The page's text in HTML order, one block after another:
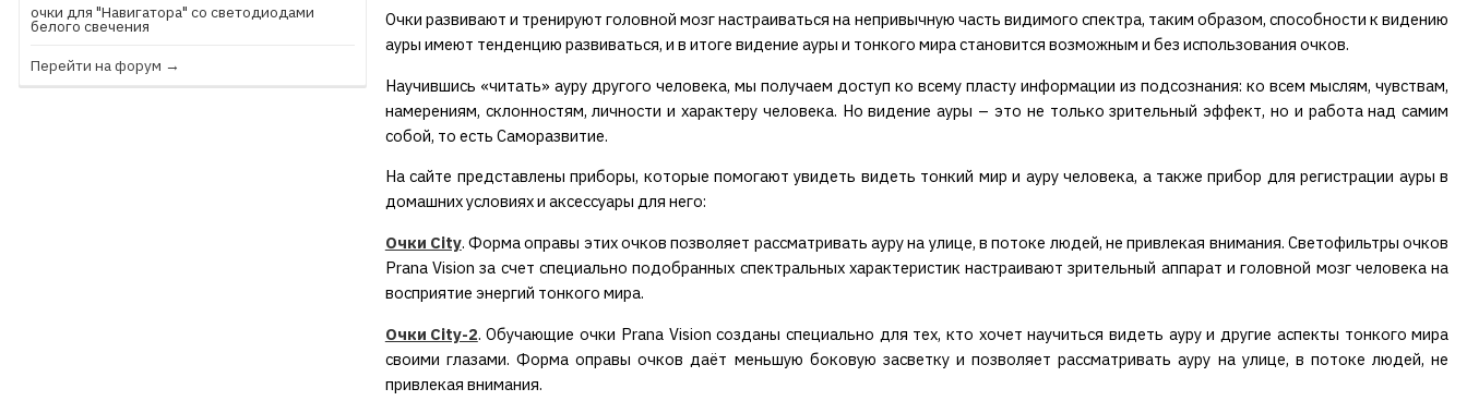
очки для "Навигатора" со светодиодами
белого свечения
Перейти на форум →
Очки развивают и тренируют головной мозг настраиваться на непривычную часть видимого спектра, таким образом, способности к видению
ауры имеют тенденцию развиваться, и в итоге видение ауры и тонкого мира становится возможным и без использования очков.
Научившись «читать» ауру другого человека, мы получаем доступ ко всему пласту информации из подсознания: ко всем мыслям, чувствам,
намерениям, склонностям, личности и характеру человека. Но видение ауры – это не только зрительный эффект, но и работа над самим
собой, то есть Саморазвитие.
На сайте представлены приборы, которые помогают увидеть видеть тонкий мир и ауру человека, а также прибор для регистрации ауры в
домашних условиях и аксессуары для него:
Очки City.Форма оправы этих очков позволяет рассматривать ауру на улице, в потоке людей, не привлекая внимания. Светофильтры очков
Prana Vision за счет специально подобранных спектральных характеристик настраивают зрительный аппарат и головной мозг человека на
восприятие энергий тонкого мира.
Очки City-2. Обучающие очки Prana Vision созданы специально для тех, кто хочет научиться видеть ауру и другие аспекты тонкого мира
своими глазами. Форма оправы очков даёт меньшую боковую засветку и позволяет рассматривать ауру на улице, в потоке людей, не
привлекая внимания.